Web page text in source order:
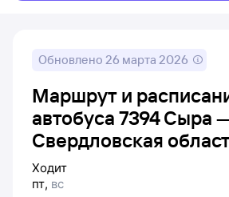
Обновлено 26 марта 2026
Маршрут и
автобуса 7394 Сыра
Свердловская
Ходит
пт, вс